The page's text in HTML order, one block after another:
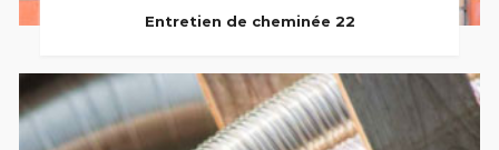
Entretien de cheminée 22